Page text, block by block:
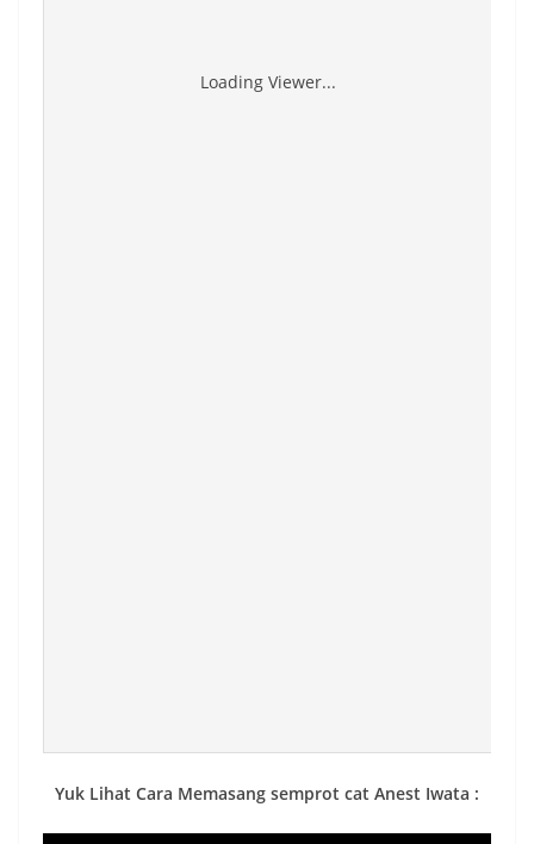
Loading Viewer...
Yuk Lihat Cara Memasang semprot cat Anest Iwata :